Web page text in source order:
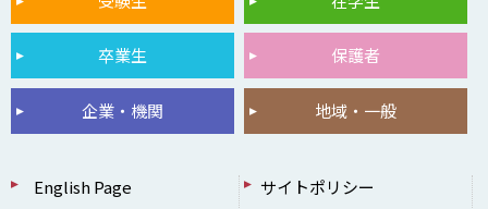
卒業生 保護者
企業・機関 地域・一般
English Page
サイトポリシー